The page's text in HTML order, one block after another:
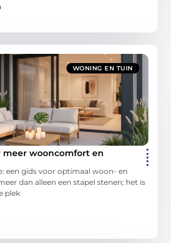
WONING EN TUIN
meer wooncomfort en
een gids voor optimaal woon- en
dan alleen een stapel stenen; het is
plek